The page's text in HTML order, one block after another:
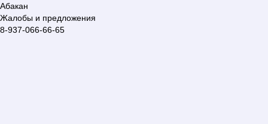
Абакан
Жалобы и предложения
8-937-066-66-65